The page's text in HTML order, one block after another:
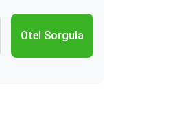
Otel Sorgula